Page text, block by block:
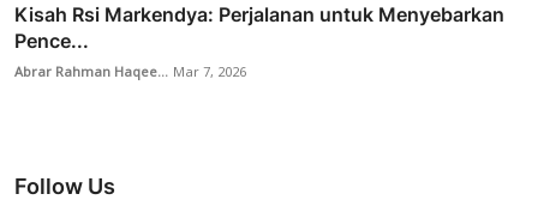
Kisah Rsi Markendya: Perjalanan untuk Menyebarkan
Pence...
Abrar Rahman Haqee... Mar 7, 2026
Follow Us